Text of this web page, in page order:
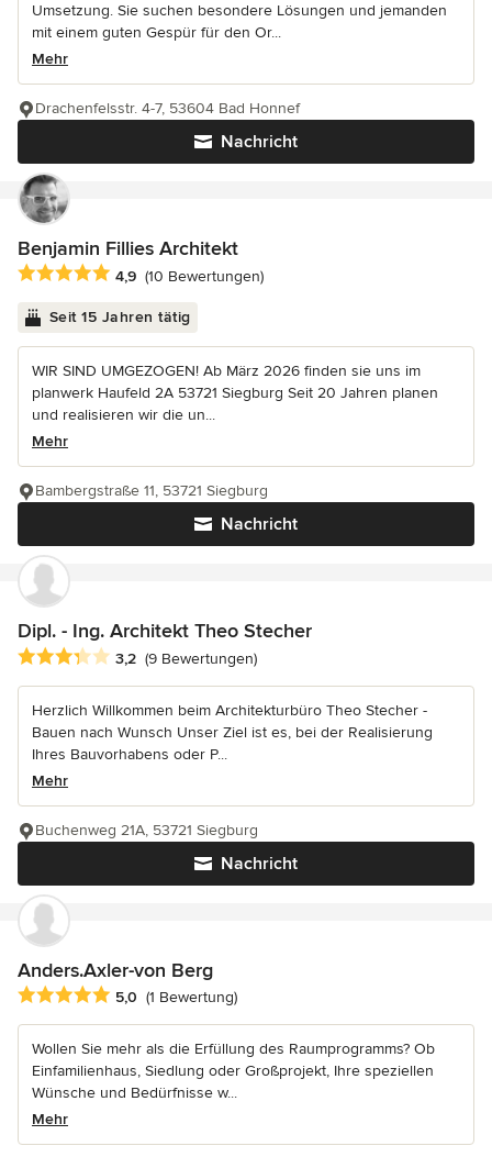
Umsetzung. Sie suchen besondere Lösungen und jemanden
mit einem guten Gespür für den Or...
Mehr
Nachricht
Drachenfelsstr. 4-7, 53604 Bad Honnef
Benjamin Fillies Architekt
Durchschnittliche Bewertung: 4.9 von 5 Sternen
4,9 (10 Bewertungen)
Seit 15 Jahren tätig
WIR SIND UMGEZOGEN! Ab März 2026 finden sie uns im
planwerk Haufeld 2A 53721 Siegburg Seit 20 Jahren planen
und realisieren wir die un...
Mehr
Nachricht
Bambergstraße 11, 53721 Siegburg
Dipl. - Ing. Architekt Theo Stecher
Durchschnittliche Bewertung: 3.2 von 5 Sternen
3,2 (9 Bewertungen)
Herzlich Willkommen beim Architekturbüro Theo Stecher -
Bauen nach Wunsch Unser Ziel ist es, bei der Realisierung
Ihres Bauvorhabens oder P...
Mehr
Nachricht
Buchenweg 21A, 53721 Siegburg
Anders.Axler-von Berg
Durchschnittliche Bewertung: 5 von 5 Sternen
5,0 (1 Bewertung)
Wollen Sie mehr als die Erfüllung des Raumprogramms? Ob
Einfamilienhaus, Siedlung oder Großprojekt, Ihre speziellen
Wünsche und Bedürfnisse w...
Mehr